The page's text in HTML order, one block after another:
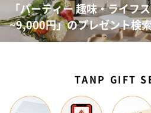
「パーティー 趣味・ライフ
~9,000円」のプレゼント検
TANP GIFT